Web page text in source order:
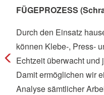
FÜGEPROZESS
Durch den Einsatz
können Klebe-, Press-
Echtzeit überwacht und
Damit ermöglichen wir
Analyse sämtlicher
Arrow Left